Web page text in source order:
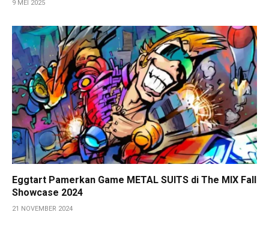
9 MEI 2025
Eggtart Pamerkan Game METAL SUITS di The MIX Fall
Showcase 2024
21 NOVEMBER 2024